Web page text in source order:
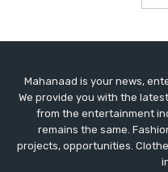
Mahanaad is your news,
We provide you with the
from the entertainment
remains the same.
projects, opportunities.